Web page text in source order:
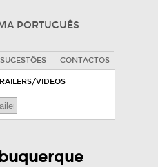
PORTUGUÊS
SUGESTÕES CONTACTOS
VIDEOS